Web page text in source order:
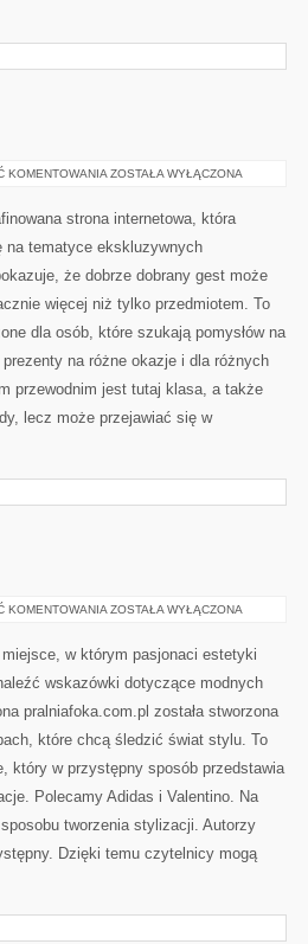
KOMENTOWANIA PREZENTY
ZOSTAŁA WYŁĄCZONA
strona internetowa, która
na tematyce ekskluzywnych
że dobrze dobrany gest może
więcej niż tylko przedmiotem. To
dla osób, które szukają pomysłów na
na różne okazje i dla różnych
przewodnim jest tutaj klasa, a także
lecz może przejawiać się w
KOMENTOWANIA DIOR
ZOSTAŁA WYŁĄCZONA
w którym pasjonaci estetyki
wskazówki dotyczące modnych
pralniafoka.com.pl została stworzona
które chcą śledzić świat stylu. To
który w przystępny sposób przedstawia
Polecamy Adidas i Valentino. Na
tworzenia stylizacji. Autorzy
Dzięki temu czytelnicy mogą